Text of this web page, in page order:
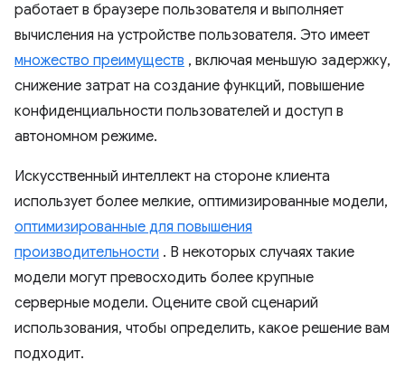
работает в браузере пользователя и выполняет
вычисления на устройстве пользователя. Это имеет
множество преимуществ , включая меньшую задержку,
снижение затрат на создание функций, повышение
конфиденциальности пользователей и доступ в
автономном режиме.
Искусственный интеллект на стороне клиента
использует более мелкие, оптимизированные модели,
оптимизированные для повышения
производительности . В некоторых случаях такие
модели могут превосходить более крупные
серверные модели. Оцените свой сценарий
использования, чтобы определить, какое решение вам
подходит.